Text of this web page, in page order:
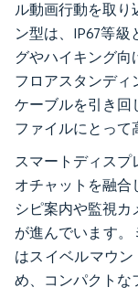
ル動画行動を取り
ン型は、IP67等
グやハイキング向
フロアスタンディ
ケーブルを引き回
ファイルにとって
スマートディスプ
オチャットを融合
シピ案内や監視
が進んでいます。
はスイベルマウ
め、コンパクトな